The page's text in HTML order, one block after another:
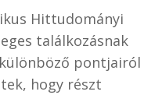
Hittudományi
találkozásnak
pontjairól
hogy részt